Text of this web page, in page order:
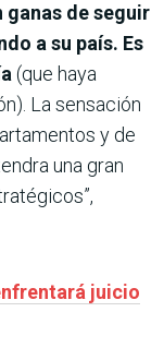
ganas de seguir
a su país. Es
(que haya
La sensación
y de
una gran
juicio